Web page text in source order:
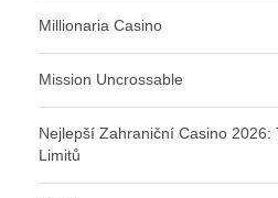
Millionaria Casino
Mission Uncrossable
Nejlepší Zahraniční Casino 2026:
Limitů